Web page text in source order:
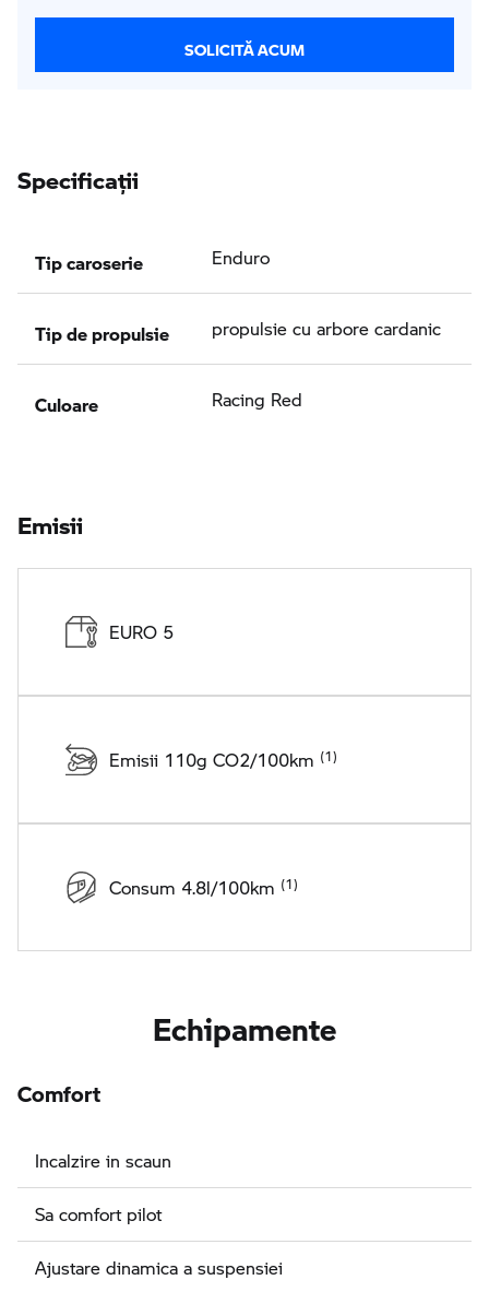
SOLICITĂ ACUM
Specificaţii
Tip caroserie Enduro
Tip de propulsie propulsie cu arbore cardanic
Culoare Racing Red
Emisii
EURO 5
Emisii 110g CO2/100km
Consum 4.8l/100km
Echipamente
Comfort
Incalzire in scaun
Sa comfort pilot
Ajustare dinamica a suspensiei